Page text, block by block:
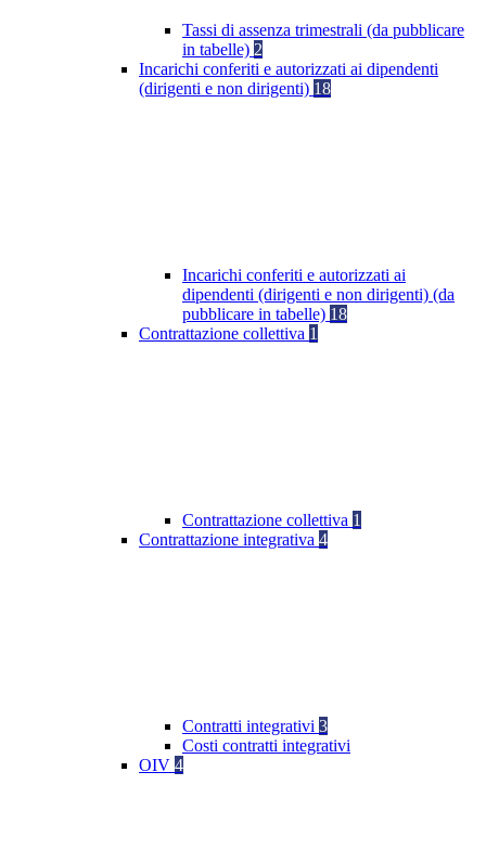
Tassi di assenza trimestrali (da pubblicare
in tabelle) 2
Incarichi conferiti e autorizzati ai dipendenti
(dirigenti e non dirigenti) 18
Incarichi conferiti e autorizzati ai
dipendenti (dirigenti e non dirigenti) (da
pubblicare in tabelle) 18
Contrattazione collettiva 1
Contrattazione collettiva 1
Contrattazione integrativa 4
Contratti integrativi 3
Costi contratti integrativi
OIV 4